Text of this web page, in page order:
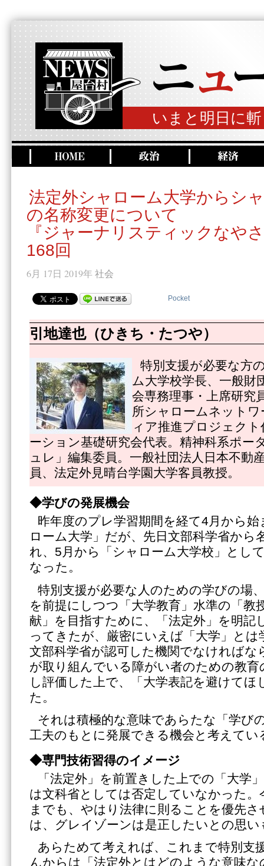
いまと明日に
法定外シャローム大学からシ
の名称変更について
『ジャーナリスティックなや
168回
6月 17日 2019年 社会
Pocket
引地達也（ひきち・たつや）
特別支援が必要な方
ム大学校学長、一般財
会専務理事・上席研究
所シャロームネット
ィア推進プロジェク
ーション基礎研究会代表。精神科系ポー
ュレ」編集委員。一般社団法人日本不動
員、法定外見晴台学園大学客員教授。
◆学びの発展機会
昨年度のプレ学習期間を経て4月から
ローム大学」だが、先日文部科学省から
れ、5月から「シャローム大学校」とし
なった。
特別支援が必要な人のための学びの場
を前提にしつつ「大学教育」水準の「教
献」を目指すために、「法定外」を明記
ってきたが、厳密にいえば「大学」とは
文部科学省が認可した機関でなければな
が取り組んでいる障がい者のための教育
し評価した上で、「大学表記を避けてほ
た。
それは積極的な意味であらたな「学び
工夫のもとに発展できる機会と考えてい
◆専門技術習得のイメージ
「法定外」を前置きした上での「大学
は文科省としては否定していなかった
までも、やはり法律に則ることを優先
は、グレイゾーンは是正したいとの思
あらためて考えれば、これまで特別支
んからは「法定外とはどのような意味